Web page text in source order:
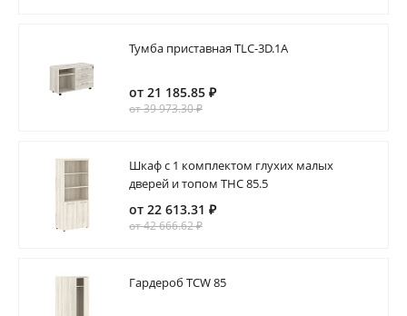
Тумба приставная TLC-3D.1A
от 21 185.85 ₽
от 39 973.30 ₽
Шкаф с 1 комплектом глухих малых
дверей и топом THC 85.5
от 22 613.31 ₽
от 42 666.62 ₽
Гардероб TCW 85